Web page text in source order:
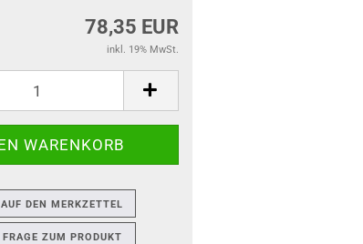
78,35 EUR
inkl. 19% MwSt.
AUF DEN MERKZETTEL
FRAGE ZUM PRODUKT